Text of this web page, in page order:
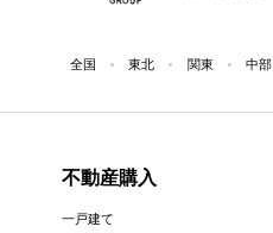
全国 東北 関東 中部
不動産購入
一戸建て